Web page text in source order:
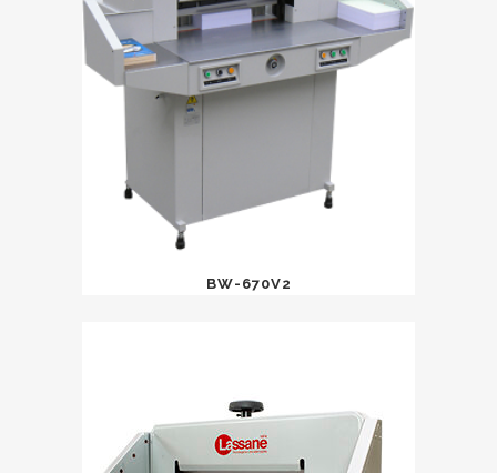
BW-670V2